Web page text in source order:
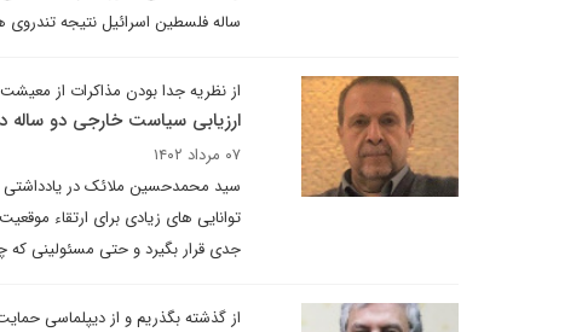
ساله فلسطین اسرائیل نتیجه تندروی
از نظریه جدا بودن مذاکرات از
ارزیابی سیاست خارجی دو
۰۷ مرداد ۱۴۰۲
سید محمدحسین ملائک در یادداشتی
توانایی های زیادی برای ارتقاء
جدی قرار بگیرد و حتی مسئولینی که
از گذشته بگذریم و از دیپلماسی